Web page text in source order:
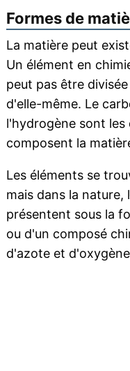
Formes de
La matière peut
Un élément en
peut pas être
d'elle-même. Le
l'hydrogène sont les
composent la
Les éléments se
mais dans la nature,
présentent sous la
ou d'un composé
d'azote et